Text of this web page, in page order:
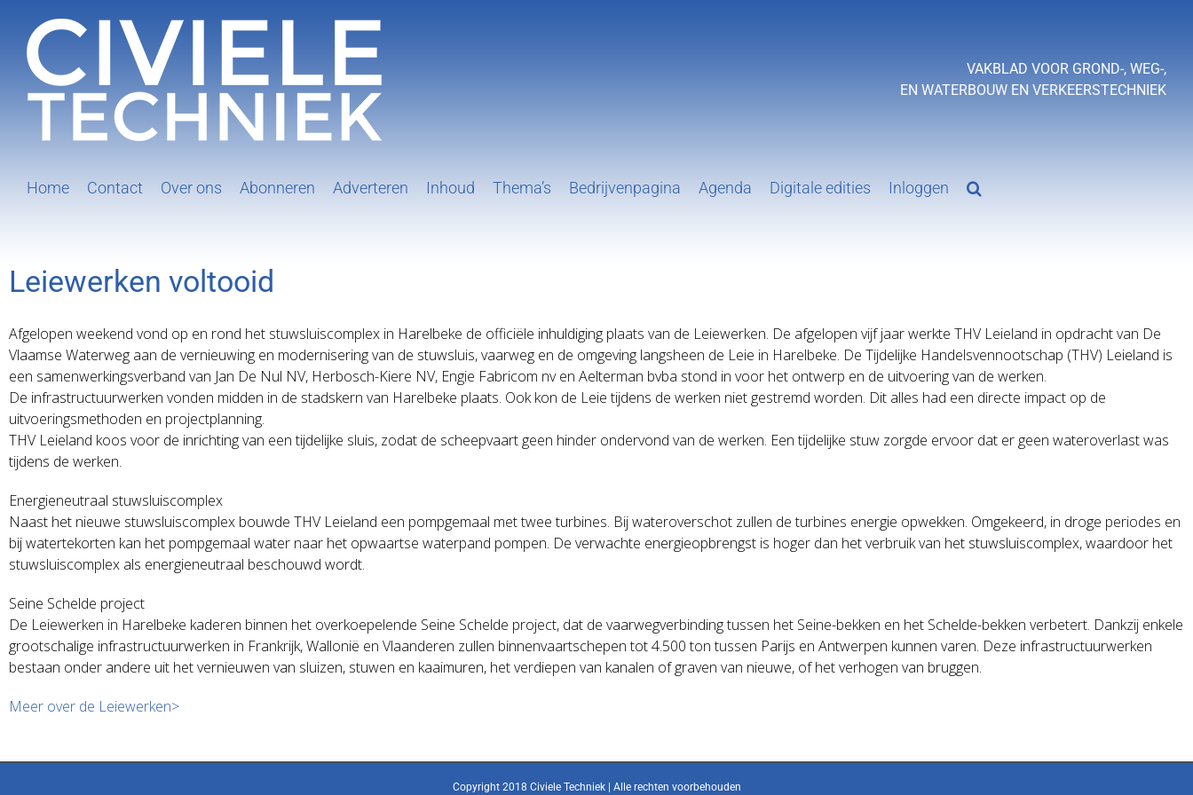
inhoud
VAKBLAD VOOR GROND-, WEG-,
EN WATERBOUW EN VERKEERSTECHNIEK
Home Contact Over ons Abonneren Adverteren Inhoud Thema’s Bedrijvenpagina Agenda Digitale edities Inloggen
Leiewerken voltooid
Afgelopen weekend vond op en rond het stuwsluiscomplex in Harelbeke de officiële inhuldiging plaats van de Leiewerken. De afgelopen vijf jaar werkte THV Leieland in opdracht van De
Vlaamse Waterweg aan de vernieuwing en modernisering van de stuwsluis, vaarweg en de omgeving langsheen de Leie in Harelbeke. De Tijdelijke Handelsvennootschap (THV) Leieland is
een samenwerkingsverband van Jan De Nul NV, Herbosch-Kiere NV, Engie Fabricom nv en Aelterman bvba stond in voor het ontwerp en de uitvoering van de werken.
De infrastructuurwerken vonden midden in de stadskern van Harelbeke plaats. Ook kon de Leie tijdens de werken niet gestremd worden. Dit alles had een directe impact op de
uitvoeringsmethoden en projectplanning.
THV Leieland koos voor de inrichting van een tijdelijke sluis, zodat de scheepvaart geen hinder ondervond van de werken. Een tijdelijke stuw zorgde ervoor dat er geen wateroverlast was
tijdens de werken.
Energieneutraal stuwsluiscomplex
Naast het nieuwe stuwsluiscomplex bouwde THV Leieland een pompgemaal met twee turbines. Bij wateroverschot zullen de turbines energie opwekken. Omgekeerd, in droge periodes en
bij watertekorten kan het pompgemaal water naar het opwaartse waterpand pompen. De verwachte energieopbrengst is hoger dan het verbruik van het stuwsluiscomplex, waardoor het
stuwsluiscomplex als energieneutraal beschouwd wordt.
Seine Schelde project
De Leiewerken in Harelbeke kaderen binnen het overkoepelende Seine Schelde project, dat de vaarwegverbinding tussen het Seine-bekken en het Schelde-bekken verbetert. Dankzij enkele
grootschalige infrastructuurwerken in Frankrijk, Wallonië en Vlaanderen zullen binnenvaartschepen tot 4.500 ton tussen Parijs en Antwerpen kunnen varen. Deze infrastructuurwerken
bestaan onder andere uit het vernieuwen van sluizen, stuwen en kaaimuren, het verdiepen van kanalen of graven van nieuwe, of het verhogen van bruggen.
Meer over de Leiewerken>
Copyright 2018 Civiele Techniek | Alle rechten voorbehouden